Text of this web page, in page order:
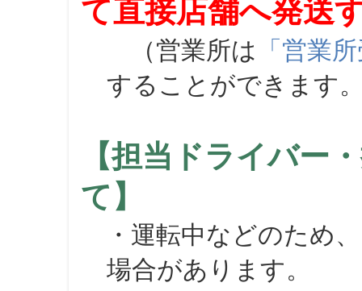
て直接店舗へ発送
（営業所は 「営業
することができます
【担当ドライバー
て】
・運転中などのため
場合があります。